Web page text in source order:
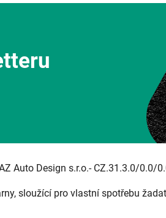
Auto Design s.r.o.- CZ.31.3.0/
sloužící pro vlastní spotřebu